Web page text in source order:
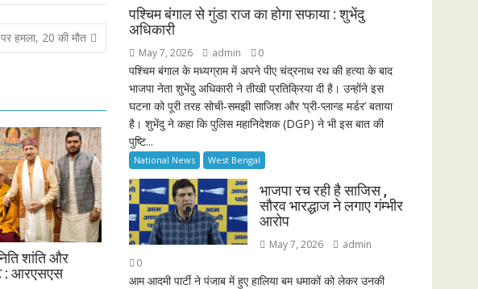
हमला, 20 की मौत
शांति और
: आरएसएस
पश्चिम बंगाल से गुंडा राज का होगा सफाया : शुभेंदु
अधिकारी
May 7, 2026 admin 0
पश्चिम बंगाल के मध्यग्राम में अपने पीए चंद्रनाथ रथ की हत्या के बाद
भाजपा नेता शुभेंदु अधिकारी ने तीखी प्रतिक्रिया दी है। उन्होंने इस
घटना को पूरी तरह सोची-समझी साजिश और ‘प्री-प्लान्ड मर्डर’ बताया
है। शुभेंदु ने कहा कि पुलिस महानिदेशक (DGP) ने भी इस बात की
पुष्टि...
National News West Bengal
भाजपा रच रही है साजिस ,
सौरव भारद्धाज ने लगाए गंम्भीर
आरोप
May 7, 2026
admin
0
आम आदमी पार्टी ने पंजाब में हुए हालिया बम धमाकों को लेकर उनकी